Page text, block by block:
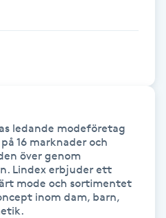
ledande modeföretag
16 marknader och
över genom
Lindex erbjuder ett
mode och sortimentet
inom dam, barn,